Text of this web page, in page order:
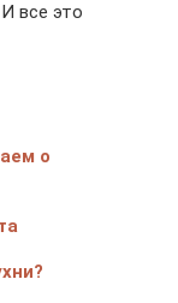
все это
о